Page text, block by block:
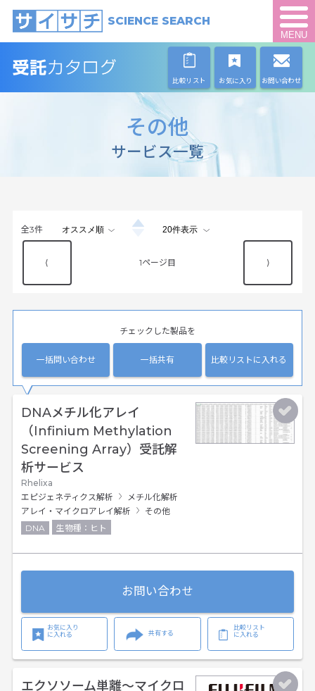
SCIENCE SEARCH
MENU
比較リスト お気に入り お問い合わせ
その他
サービス一覧
全3件
⟨ 1 ⟩
チェックした製品を
一括問い合わせ 一括共有 比較リストに入れる
DNAメチル化アレイ
（Infinium Methylation
Screening Array）受託解
析サービス
Rhelixa
エピジェネティクス解析
メチル化解析
アレイ・マイクロアレイ解析
その他
DNA
生物種：ヒト
お問い合わせ
お気に入り
に入れる
共有する
比較リスト
に入れる
エクソソーム単離～マイクロ